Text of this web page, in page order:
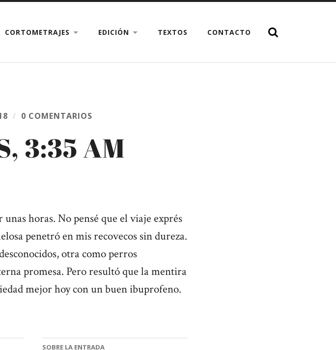
CORTOMETRAJES EDICIÓN TEXTOS CONTACTO
/ 0 COMENTARIOS
3:35 AM
horas. No pensé que el viaje exprés
penetró en mis recovecos sin dureza.
otra como perros
promesa. Pero resultó que la mentira
mejor hoy con un buen ibuprofeno.
SOBRE LA ENTRADA